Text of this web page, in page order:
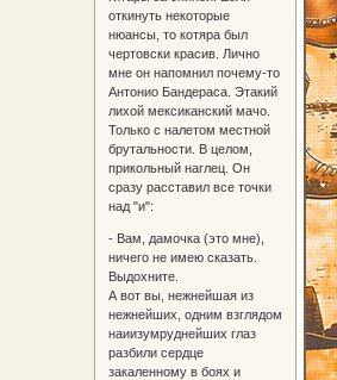
откинуть некоторые
нюансы, то котяра был
чертовски красив. Лично
мне он напомнил почему-то
Антонио Бандераса. Этакий
лихой мексиканский мачо.
Только с налетом местной
брутальности. В целом,
прикольный наглец. Он
сразу расставил все точки
над "и":
- Вам, дамочка (это мне),
ничего не имею сказать.
Выдохните.
А вот вы, нежнейшая из
нежнейших, одним взглядом
наиизумруднейших глаз
разбили сердце
закаленному в боях и